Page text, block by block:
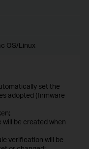
OS/Linux
set the
adopted (firmware
be created when
verification will be